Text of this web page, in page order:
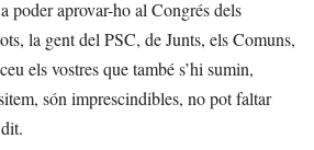
poder aprovar-ho al Congrés dels
la gent del PSC, de Junts, els Comuns,
els vostres que també s’hi sumin,
són imprescindibles, no pot faltar